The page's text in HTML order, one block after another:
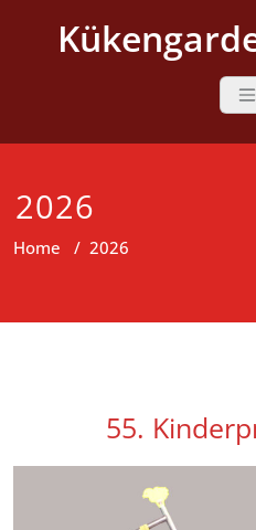
2026
Home / 2026
55.